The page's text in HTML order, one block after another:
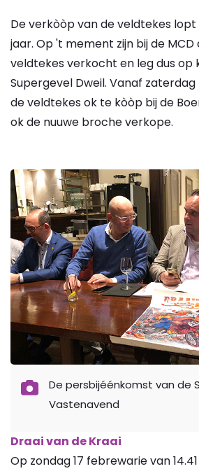
De verkòòp van de veldtekes
jaar. Op 't mement zijn bij de
veldtekes verkocht en leg dus op
Supergevel Dweil. Vanaf zaterdag
de veldtekes ok te kòòp bij de
ok de nuuwe broche verkope.
De persbijéénkomst van de
Vastenavend
Draai van de Kraai
Op zondag 17 febrewarie van 14.41